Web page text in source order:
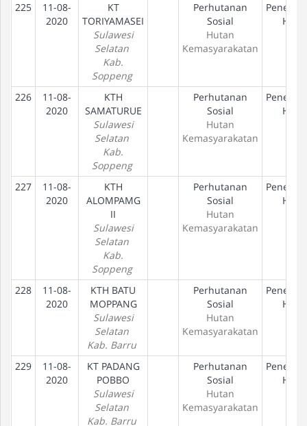
225
11-08-
2020
KT
TORIYAMASEI
Sulawesi
Selatan
Kab.
Soppeng
Perhutanan
Sosial
Hutan
Kemasyarakatan
Hak
226
11-08-
2020
KTH
SAMATURUE
Sulawesi
Selatan
Kab.
Soppeng
Perhutanan
Sosial
Hutan
Kemasyarakatan
Hak
227
11-08-
2020
KTH
ALOMPAMG
II
Sulawesi
Selatan
Kab.
Soppeng
Perhutanan
Sosial
Hutan
Kemasyarakatan
Hak
228
11-08-
2020
KTH BATU
MOPPANG
Sulawesi
Selatan
Kab. Barru
Perhutanan
Sosial
Hutan
Kemasyarakatan
Hak
229
11-08-
2020
KT PADANG
POBBO
Sulawesi
Selatan
Kab. Barru
Perhutanan
Sosial
Hutan
Kemasyarakatan
Hak